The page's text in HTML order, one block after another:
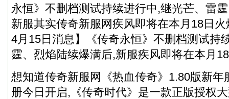
永恒》不删档测试持续进行中,继光芒、雷
新服其实传奇新服网疾风即将在本月18日
4月15日消息】《传奇永恒》不删档测试持
霆、烈焰陆续爆满后,新服疾风即将在本月
想知道传奇新服网《热血传奇》1.80版新年
册今日开启,《传奇时代》是一款正版授权